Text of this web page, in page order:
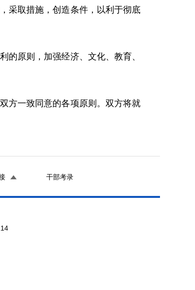
采取措施，创造条件，以利于彻底
原则，加强经济、文化、教育、
方一致同意的各项原则。双方将就
干部考录